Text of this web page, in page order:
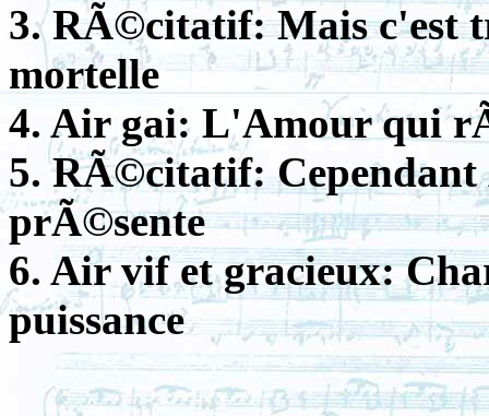
3. RÃ©citatif: Mais c'est
mortelle
4. Air gai: L'Amour qui
5. RÃ©citatif:
prÃ©sente
6. Air vif et gracieux:
puissance